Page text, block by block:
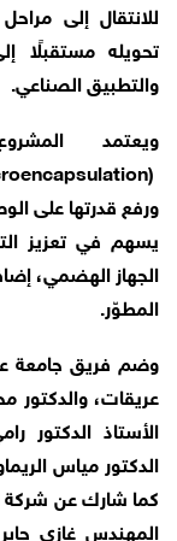
للانتقال إلى
تحويله مستقبلًا
والتطبيق الصناعي.
ويعتمد
ورفع قدرتها على
يسهم في تعزيز
الجهاز الهضمي،
المطوّر.
وضم فريق جامعة
عريقات، والدكتور
الأستاذ الدكتور
الدكتور مياس
كما شارك عن شركة
المهندس غازي